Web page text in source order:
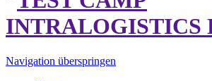
Navigation überspringen